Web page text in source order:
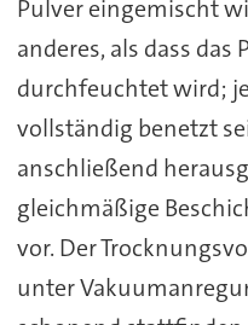
Pulver eingemischt
anderes, als dass
durchfeuchtet wird;
vollständig benetzt
anschließend
gleichmäßige
vor. Der
unter